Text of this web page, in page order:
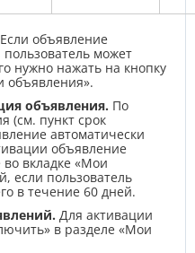
Если объявление
может
нужно нажать на кнопку
объявления».
объявления. По
(см. пункт срок
автоматически
объявление
вкладке «Мои
если пользователь
в течение 60 дней.
Для активации
в разделе «Мои